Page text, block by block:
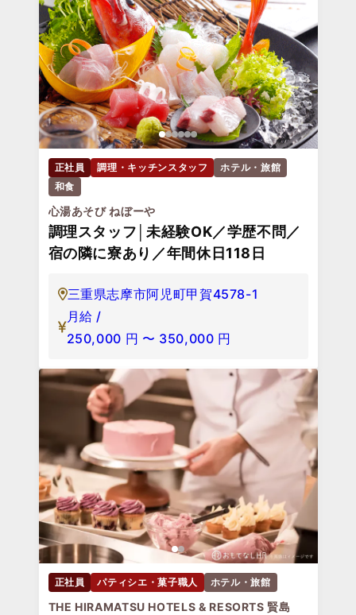
正社員 調理・キッチンスタッフ
ホテル・旅館
和食
心湯あそび ねぼーや
調理スタッフ│未経験OK／学歴不問／
宿の隣に寮あり／年間休日118日
三重県志摩市阿児町甲賀4578-1
月給 /
250,000 円 〜 350,000 円
正社員 パティシエ・菓子職人 ホテル・旅館
THE HIRAMATSU HOTELS & RESORTS 賢島